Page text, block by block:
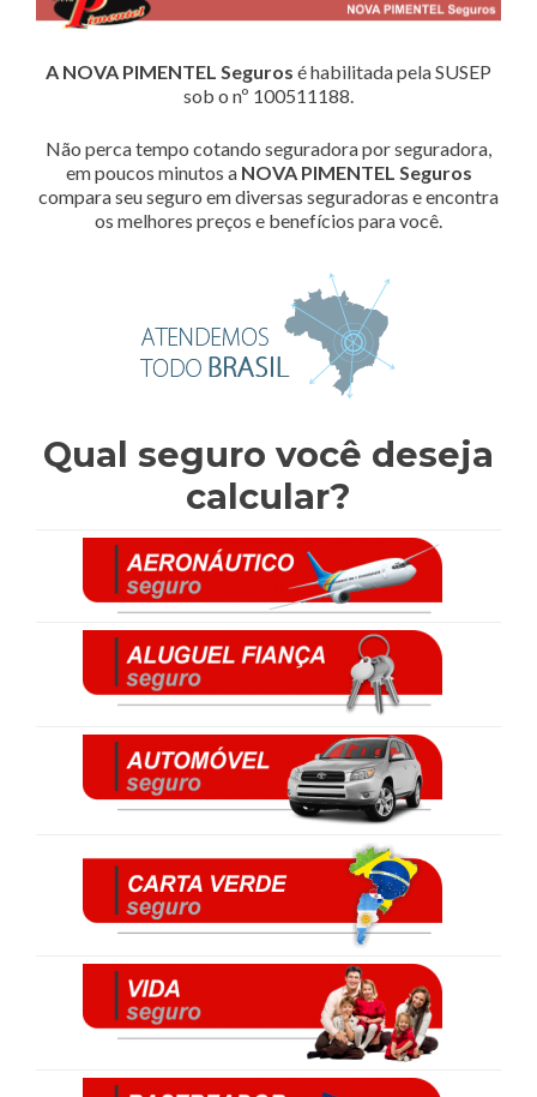
A NOVA PIMENTEL Seguros é habilitada pela SUSEP
sob o nº 100511188.
Não perca tempo cotando seguradora por seguradora,
em poucos minutos a NOVA PIMENTEL Seguros
compara seu seguro em diversas seguradoras e encontra
os melhores preços e benefícios para você.
Qual seguro você deseja
calcular?